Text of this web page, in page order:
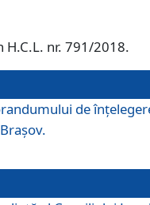
H.C.L. nr. 791/2018.
de